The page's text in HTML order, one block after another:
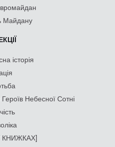
Майдану
історія
Небесної Сотні